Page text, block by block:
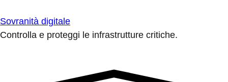
Sovranità digitale
Controlla e proteggi le infrastrutture critiche.